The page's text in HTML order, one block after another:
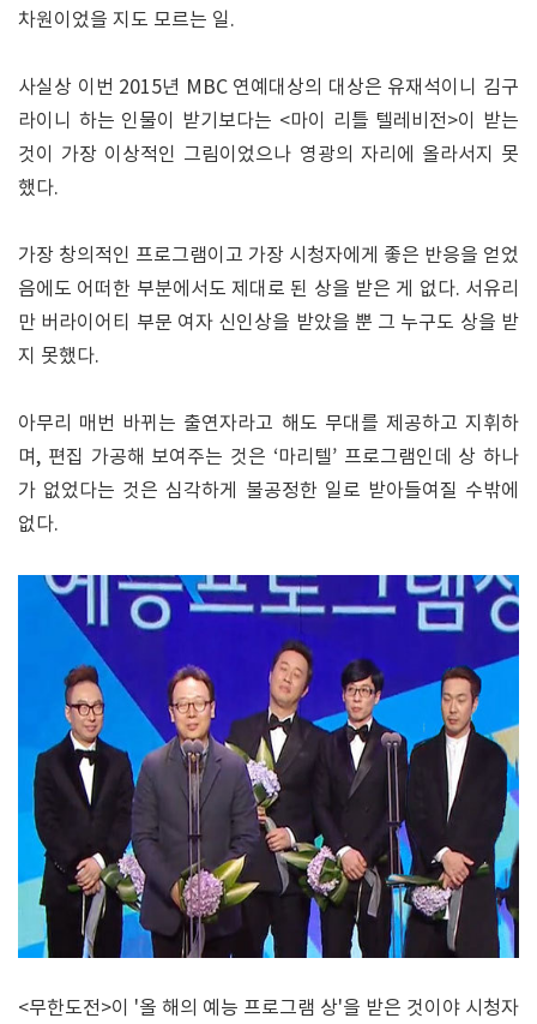
차원이었을 지도 모르는 일.
사실상 이번 2015년 MBC 연예대상의 대상은 유재석이니 김구
라이니 하는 인물이 받기보다는 <마이 리틀 텔레비전>이 받는
것이 가장 이상적인 그림이었으나 영광의 자리에 올라서지 못
했다.
가장 창의적인 프로그램이고 가장 시청자에게 좋은 반응을 얻었
음에도 어떠한 부분에서도 제대로 된 상을 받은 게 없다. 서유리
만 버라이어티 부문 여자 신인상을 받았을 뿐 그 누구도 상을 받
지 못했다.
아무리 매번 바뀌는 출연자라고 해도 무대를 제공하고 지휘하
며, 편집 가공해 보여주는 것은 ‘마리텔’ 프로그램인데 상 하나
가 없었다는 것은 심각하게 불공정한 일로 받아들여질 수밖에
없다.
<무한도전>이 '올 해의 예능 프로그램 상'을 받은 것이야 시청자